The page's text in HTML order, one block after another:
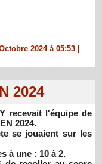
2024 à 05:53
2024
recevait l'équipe de
2024.
se jouaient sur les
à une : 10 à 2.